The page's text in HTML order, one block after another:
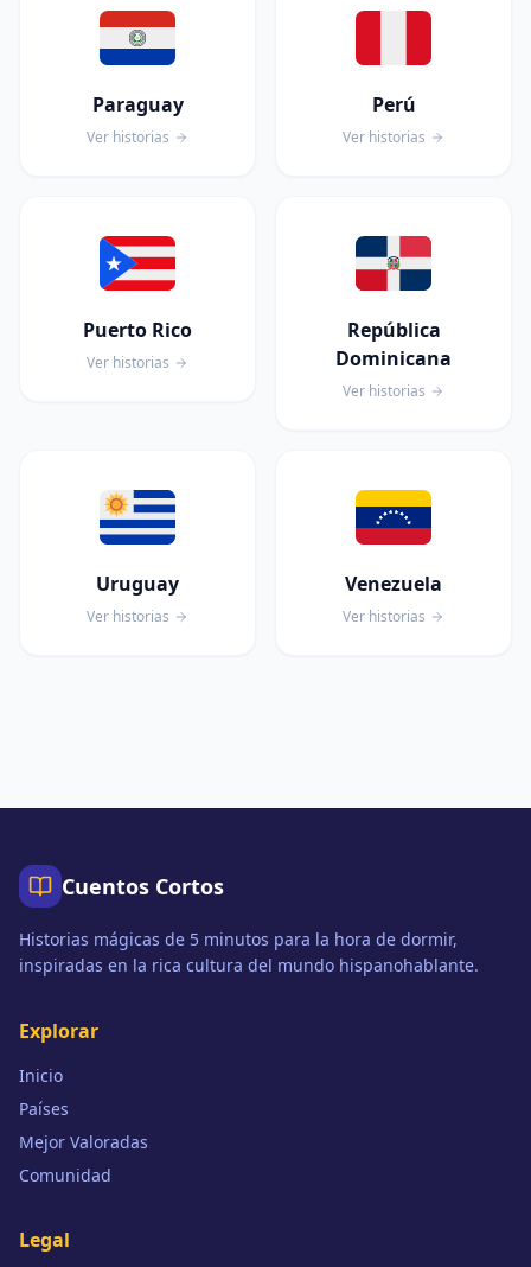
Paraguay
Ver historias
Perú
Ver historias
Puerto Rico
Ver historias
República
Dominicana
Ver historias
Uruguay
Ver historias
Venezuela
Ver historias
Cuentos Cortos
Historias mágicas de 5 minutos para la hora de dormir,
inspiradas en la rica cultura del mundo hispanohablante.
Explorar
Inicio
Países
Mejor Valoradas
Comunidad
Legal